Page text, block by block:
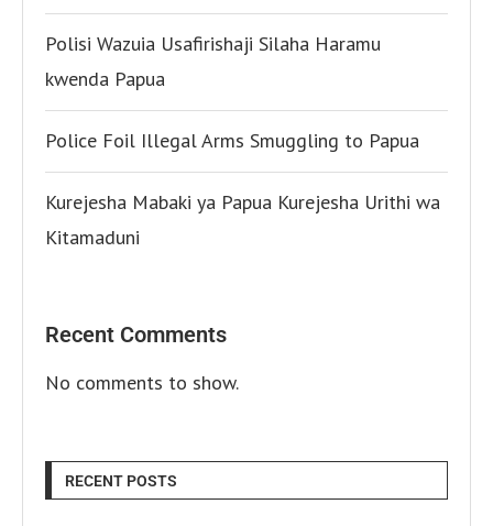
Polisi Wazuia Usafirishaji Silaha Haramu
kwenda Papua
Police Foil Illegal Arms Smuggling to Papua
Kurejesha Mabaki ya Papua Kurejesha Urithi wa
Kitamaduni
Recent Comments
No comments to show.
RECENT POSTS